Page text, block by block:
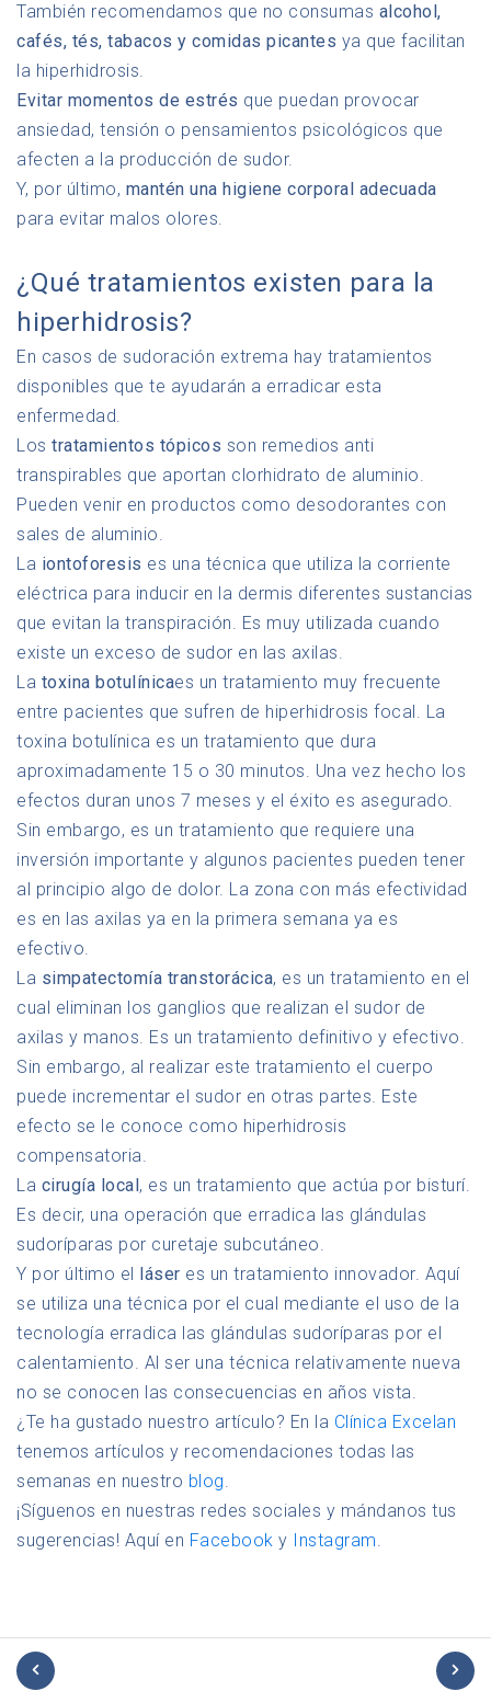
También recomendamos que no consumas alcohol,
cafés, tés, tabacos y comidas picantes ya que facilitan
la hiperhidrosis.
Evitar momentos de estrés que puedan provocar
ansiedad, tensión o pensamientos psicológicos que
afecten a la producción de sudor.
Y, por último, mantén una higiene corporal adecuada
para evitar malos olores.
¿Qué tratamientos existen para la
hiperhidrosis?
En casos de sudoración extrema hay tratamientos
disponibles que te ayudarán a erradicar esta
enfermedad.
Los tratamientos tópicos son remedios anti
transpirables que aportan clorhidrato de aluminio.
Pueden venir en productos como desodorantes con
sales de aluminio.
La iontoforesis es una técnica que utiliza la corriente
eléctrica para inducir en la dermis diferentes sustancias
que evitan la transpiración. Es muy utilizada cuando
existe un exceso de sudor en las axilas.
La toxina botulínicaes un tratamiento muy frecuente
entre pacientes que sufren de hiperhidrosis focal. La
toxina botulínica es un tratamiento que dura
aproximadamente 15 o 30 minutos. Una vez hecho los
efectos duran unos 7 meses y el éxito es asegurado.
Sin embargo, es un tratamiento que requiere una
inversión importante y algunos pacientes pueden tener
al principio algo de dolor. La zona con más efectividad
es en las axilas ya en la primera semana ya es
efectivo.
La simpatectomía transtorácica, es un tratamiento en el
cual eliminan los ganglios que realizan el sudor de
axilas y manos. Es un tratamiento definitivo y efectivo.
Sin embargo, al realizar este tratamiento el cuerpo
puede incrementar el sudor en otras partes. Este
efecto se le conoce como hiperhidrosis
compensatoria.
La cirugía local, es un tratamiento que actúa por bisturí.
Es decir, una operación que erradica las glándulas
sudoríparas por curetaje subcutáneo.
Y por último el láser es un tratamiento innovador. Aquí
se utiliza una técnica por el cual mediante el uso de la
tecnología erradica las glándulas sudoríparas por el
calentamiento. Al ser una técnica relativamente nueva
no se conocen las consecuencias en años vista.
¿Te ha gustado nuestro artículo? En la Clínica Excelan
tenemos artículos y recomendaciones todas las
semanas en nuestro blog.
¡Síguenos en nuestras redes sociales y mándanos tus
sugerencias! Aquí en Facebook y Instagram.